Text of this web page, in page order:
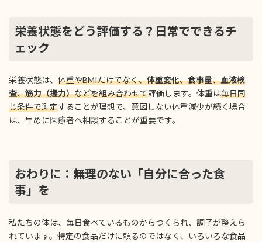
栄養状態をどう評価する？日常でできるチ
ェック
栄養状態は、 体重やBMIだけでなく、体重変化、食事量、血液検
査、筋力（握力）などを組み合わせて評価します。体重は毎日同
じ条件で測定することが理想で、意図しない体重減少が続く場合
は、早めに医療者へ相談することが重要です。
おわりに：無理のない「自分に合った食
事」を
私たちの体は、毎日食べているものからつくられ、調子が整えら
れています。特定の食品だけに頼るのではなく、いろいろな食品